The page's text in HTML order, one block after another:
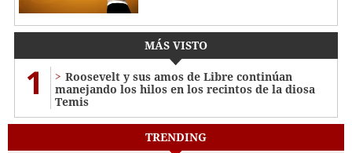
MÁS VISTO
1
Roosevelt y sus amos de Libre continúan
manejando los hilos en los recintos de la diosa
Temis
TRENDING